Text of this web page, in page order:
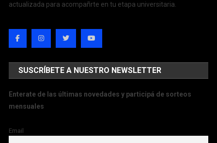
actualizada para acompañrte en tu etapa universitaria.
SUSCRÍBETE A NUESTRO NEWSLETTER
Enterate de las últimas novedades y participá de sorteos
mensuales
Email